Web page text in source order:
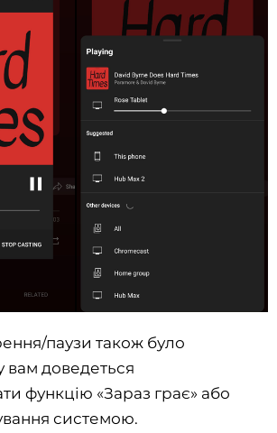
паузи також було
вам доведеться
функцію «Зараз грає» або
системою.